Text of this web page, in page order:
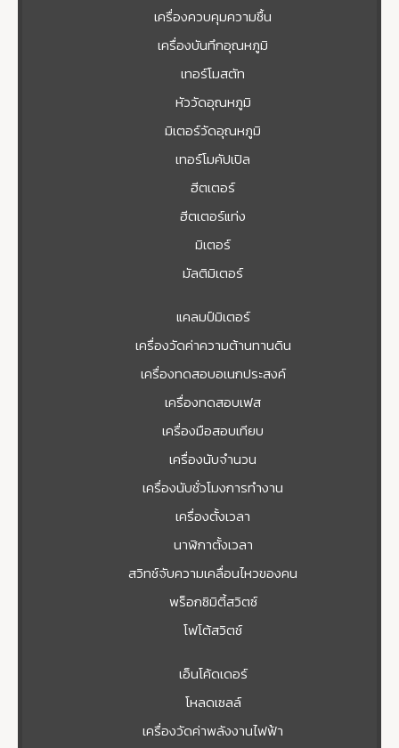
เครื่องควบคุมความชื้น
เครื่องบันทึกอุณหภูมิ
เทอร์โมสตัท
หัววัดอุณหภูมิ
มิเตอร์วัดอุณหภูมิ
เทอร์โมคัปเปิล
ฮีตเตอร์
ฮีตเตอร์แท่ง
มิเตอร์
มัลติมิเตอร์
แคลมป์มิเตอร์
เครื่องวัดค่าความต้านทานดิน
เครื่องทดสอบอเนกประสงค์
เครื่องทดสอบเฟส
เครื่องมือสอบเทียบ
เครื่องนับจำนวน
เครื่องนับชั่วโมงการทำงาน
เครื่องตั้งเวลา
นาฬิกาตั้งเวลา
สวิทช์จับความเคลื่อนไหวของคน
พร็อกซิมิตี้สวิตซ์
โฟโต้สวิตช์
เอ็นโค้ดเดอร์
โหลดเซลล์
เครื่องวัดค่าพลังงานไฟฟ้า